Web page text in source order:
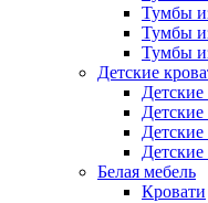
Тумбы
Тумбы
Тумбы
Детские
Детские
Детские
Детские
Белая мебель
Кровати